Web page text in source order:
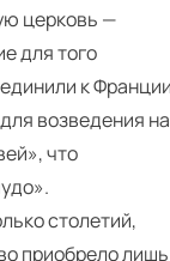
церковь —
для того
к
возведения на
что
столетий,
приобрело лишь